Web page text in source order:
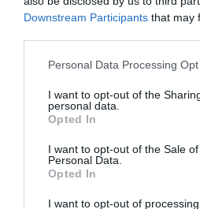
Downstream Participants that may
Personal Data Processing
I want to opt-out of the
personal data.
Opted In
I want to opt-out of the Sale
Personal Data.
Opted In
I want to opt-out of
sobretot, per advertir que
Espanya si no canviaven les
maquinària democràtica de
Aquestes declaracions li
Marca Espanya, que va
"Crec que ja he fet un bé a